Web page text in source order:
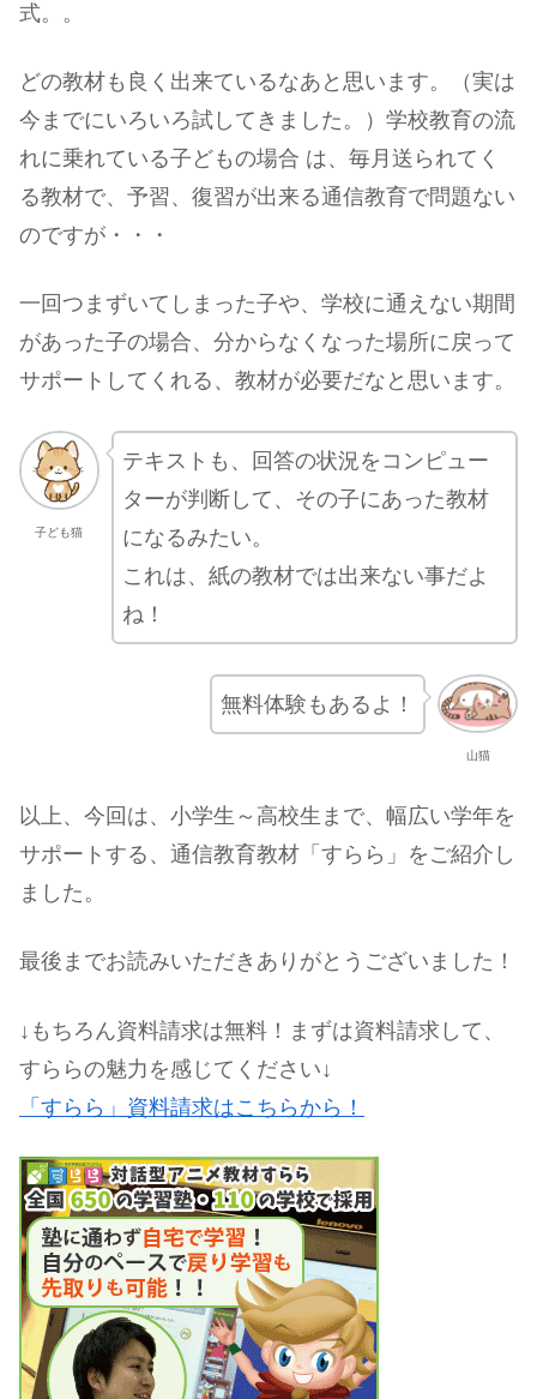
式。。
どの教材も良く出来ているなあと思います。（実は
今までにいろいろ試してきました。）学校教育の流
れに乗れている子どもの場合 は、毎月送られてく
る教材で、予習、復習が出来る通信教育で問題ない
のですが・・・
一回つまずいてしまった子や、学校に通えない期間
があった子の場合、分からなくなった場所に戻って
サポートしてくれる、教材が必要だなと思います。
子ども猫
テキストも、回答の状況をコンピュー
ターが判断して、その子にあった教材
になるみたい。
これは、紙の教材では出来ない事だよ
ね！
山猫
無料体験もあるよ！
以上、今回は、小学生～高校生まで、幅広い学年を
サポートする、通信教育教材「すらら」をご紹介し
ました。
最後までお読みいただきありがとうございました！
↓もちろん資料請求は無料！まずは資料請求して、
すららの魅力を感じてください↓
「すらら」資料請求はこちらから！